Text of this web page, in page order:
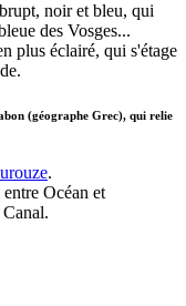
noir et bleu, qui
des Vosges...
plus éclairé, qui s'étage
(géographe Grec), qui relie
.
entre Océan et